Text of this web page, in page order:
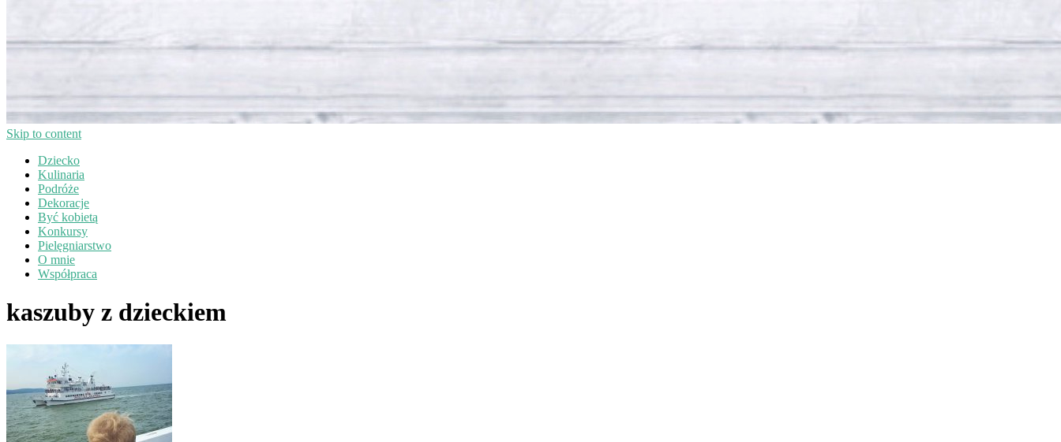
Skip to content
Dziecko
Kulinaria
Podróże
Dekoracje
Być kobietą
Konkursy
Pielęgniarstwo
O mnie
Współpraca
kaszuby z dzieckiem